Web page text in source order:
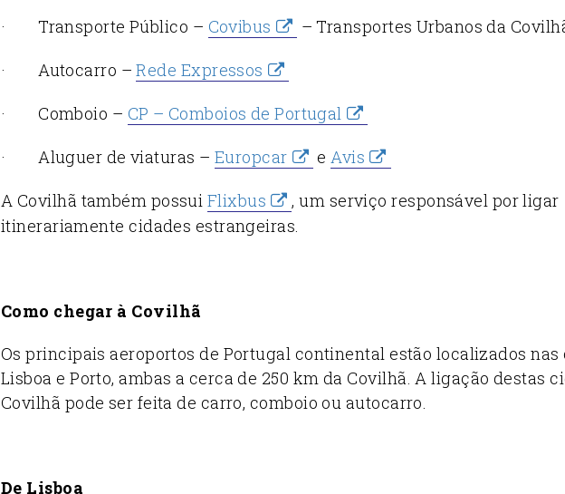
· Transporte Público – Covibus
– Transportes Urbanos da
· Autocarro –Rede Expressos
· Comboio – CP – Comboios de Portugal
· Aluguer de viaturas – Europcar eAvis
A Covilhã também possui Flixbus
, um serviço responsável por ligar
itinerariamente cidades estrangeiras.
Como chegar à Covilhã
Os principais aeroportos de Portugal continental estão localizados nas
Lisboa e Porto, ambas a cerca de 250 km da Covilhã. A ligação destas
Covilhã pode ser feita de carro, comboio ou autocarro.
De Lisboa